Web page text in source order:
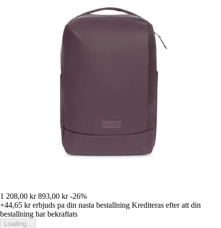
1 208,00 kr 893,00 kr -26%
+44,65 krerbjuds pa din nasta bestallning Krediteras efter att din
bestallning har bekraftats
Loading...